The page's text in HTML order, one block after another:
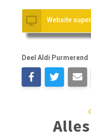
Website
Deel Aldi Purmerend